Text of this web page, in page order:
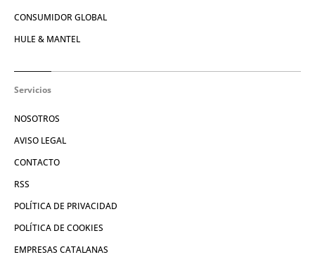
CONSUMIDOR GLOBAL
HULE & MANTEL
Servicios
NOSOTROS
AVISO LEGAL
CONTACTO
RSS
POLÍTICA DE PRIVACIDAD
POLÍTICA DE COOKIES
EMPRESAS CATALANAS